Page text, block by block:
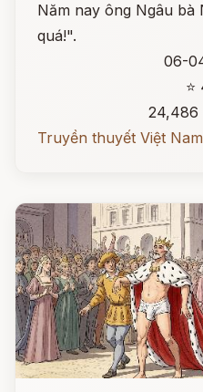
Năm nay ông Ngâu bà
quá!".
06-
⭐
24,486
Truyền thuyết Việt Nam